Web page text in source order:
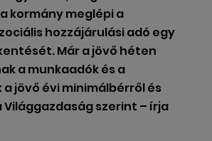
kormány meglépi a
hozzájárulási adó egy
Már a jövő héten
a munkaadók és a
jövő évi minimálbérről és
szerint – írja